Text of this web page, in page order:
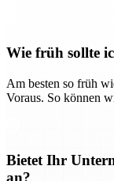
Wie früh sollte
Am besten so früh
Voraus. So können
Bietet Ihr
an?